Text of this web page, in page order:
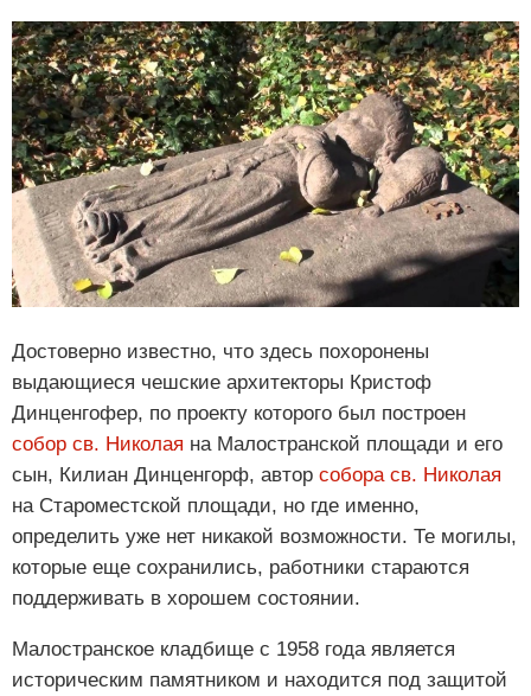
Достоверно известно, что здесь похоронены
выдающиеся чешские архитекторы Кристоф
Динценгофер, по проекту которого был построен
собор св. Николая на Малостранской площади и его
сын, Килиан Динценгорф, автор собора св. Николая
на Староместской площади, но где именно,
определить уже нет никакой возможности. Те могилы,
которые еще сохранились, работники стараются
поддерживать в хорошем состоянии.
Малостранское кладбище с 1958 года является
историческим памятником и находится под защитой